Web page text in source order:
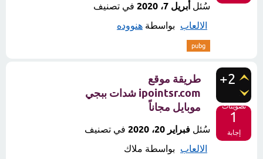
سُئل أبريل 7، 2020
في تصنيف
الالعاب
بواسطة هنووده
pubg
+2
تصويتات
1
إجابة
طريقة موقع
ipointsr.com شدات ببجي
موبايل مجاناً
سُئل فبراير 20، 2020
في تصنيف
الالعاب
بواسطة ملاك